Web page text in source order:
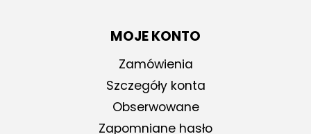
MOJE KONTO
Zamówienia
Szczegóły konta
Obserwowane
Zapomniane hasło